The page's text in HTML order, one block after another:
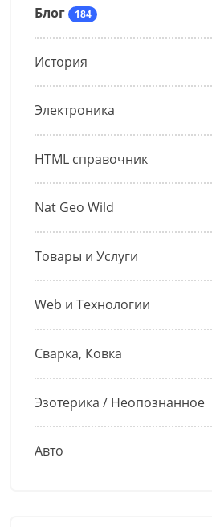
Блог 184
История
Электроника
HTML справочник
Nat Geo Wild
Товары и Услуги
Web и Технологии
Сварка, Ковка
Эзотерика / Неопознанное
Авто